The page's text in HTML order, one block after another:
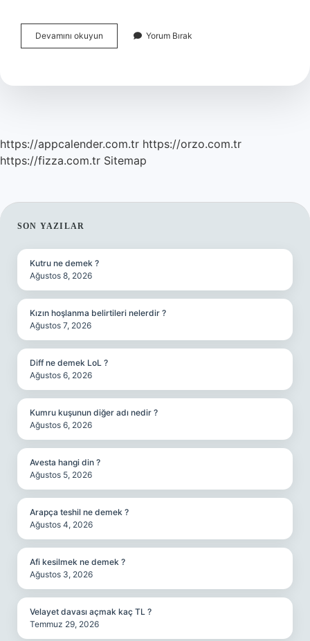
Devamını okuyun Başkomutanlık
Savaşı
Yorum Bırak
https://appcalender.com.tr https://orzo.com.tr
https://fizza.com.tr Sitemap
SIDEBAR
SON YAZILAR
Kutru ne demek ?
Ağustos 8, 2026
Kızın hoşlanma belirtileri nelerdir ?
Ağustos 7, 2026
Diff ne demek LoL ?
Ağustos 6, 2026
Kumru kuşunun diğer adı nedir ?
Ağustos 6, 2026
Avesta hangi din ?
Ağustos 5, 2026
Arapça teshil ne demek ?
Ağustos 4, 2026
Afi kesilmek ne demek ?
Ağustos 3, 2026
Velayet davası açmak kaç TL ?
Temmuz 29, 2026